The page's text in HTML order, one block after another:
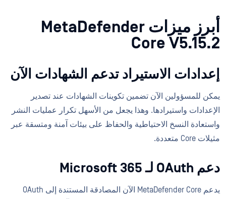
أبرز ميزات MetaDefender
Core V5.15.2
إعدادات الاستيراد تدعم الشهادات الآن
يمكن للمسؤولين الآن تضمين تكوينات الشهادات عند تصدير
الإعدادات واستيرادها. وهذا يجعل من الأسهل تكرار عمليات النشر
واستعادة النسخ الاحتياطية والحفاظ على بيئات آمنة ومتسقة عبر
مثيلات Core متعددة.
دعم OAuth لـ Microsoft 365
يدعم MetaDefender Core الآن المصادقة المستندة إلى OAuth